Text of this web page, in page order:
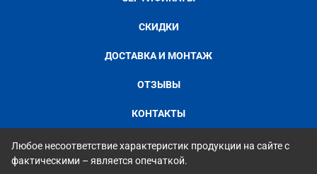
СКИДКИ
ДОСТАВКА И МОНТАЖ
ОТЗЫВЫ
КОНТАКТЫ
Любое несоответствие характеристик продукции на сайте с
фактическими – является опечаткой.